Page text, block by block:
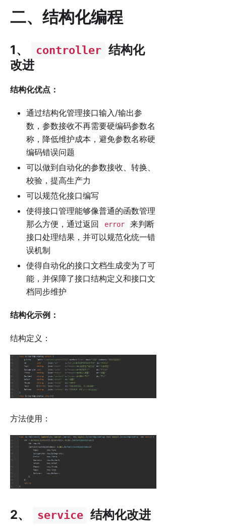
二、结构化编程
1、 controller 结构化
改进
结构化优点：
通过结构化管理接口输入/输出参
数，参数接收不再需要硬编码参数名
称，降低维护成本，避免参数名称硬
编码错误问题
可以做到自动化的参数接收、转换、
校验，提高生产力
可以规范化接口编写
使得接口管理能够像普通的函数管理
那么方便，通过返回
error
来判断
接口处理结果，并可以规范化统一错
误机制
使得自动化的接口文档生成变为了可
能，并保障了接口结构定义和接口文
档同步维护
结构化示例：
结构定义：
方法使用：
2、 service 结构化改进